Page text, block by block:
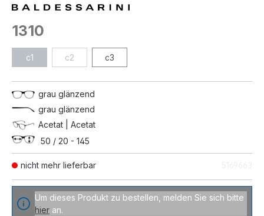
nicht mehr lieferbar
1310
c1 c2 c3
grau glänzend
grau glänzend
Acetat | Acetat
50 / 20 - 145
Um dieses Produkt zu bestellen, melden Sie sich bitte
hier an.